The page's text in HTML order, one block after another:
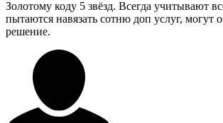
Золотому коду 5 звёзд. Всегда учитывают
пытаются навязать сотню доп услуг, могут
решение.